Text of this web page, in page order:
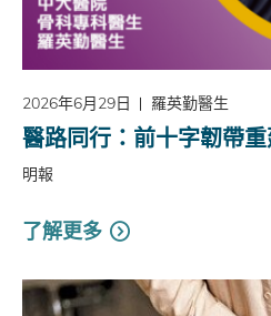
2026年6月29日 羅英勤醫生
醫路同行：前十字韌帶
明報
了解更多